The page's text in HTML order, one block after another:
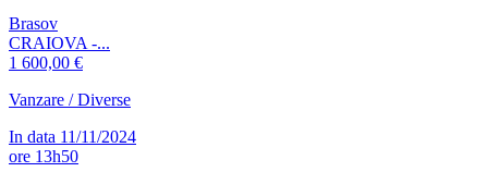
Brasov
CRAIOVA -...
1 600,00 €
Vanzare / Diverse
In data 11/11/2024
ore 13h50